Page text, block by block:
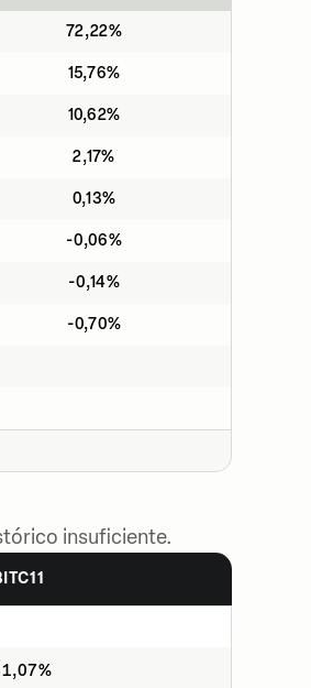
72,22%
15,76%
10,62%
2,17%
0,13%
-0,06%
-0,14%
-0,70%
insuficiente.